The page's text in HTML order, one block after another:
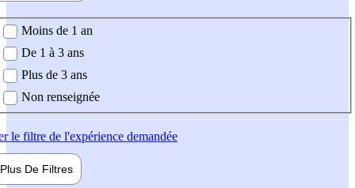
demandée
Moins de 1 an
De 1 à 3 ans
Plus de 3 ans
Non renseignée
le filtre de l'expérience demandée
Plus De Filtres